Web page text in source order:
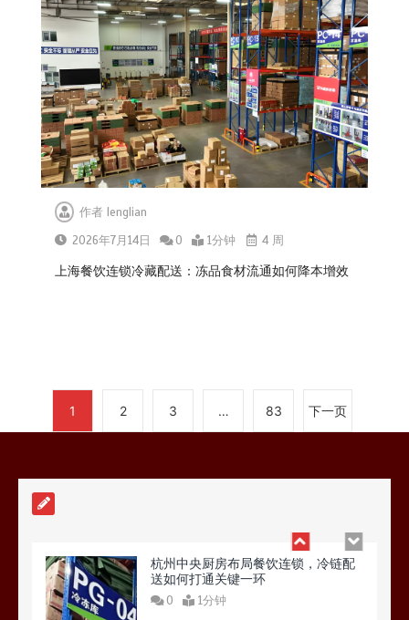
作者 lenglian
2026年7月14日
0 1分钟 4 周
上海餐饮连锁冷藏配送：冻品食材流通如何降本增效
1 2 3 … 83 下一页
北京餐饮企业如何选择冷链公司？
0 1分钟
深圳冷链物流如何护航餐饮连锁？冻
品食材流通全解析
上海餐饮连锁加速，冷链配送如何破
杭州中央厨房布局餐饮连锁，冷链配
送如何打通关键一环
0 1分钟